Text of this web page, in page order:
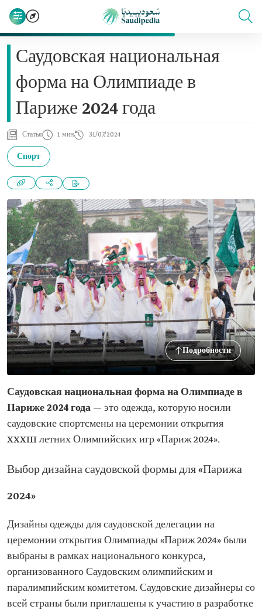
Саудовская национальная
форма на Олимпиаде в
Париже 2024 года
Статья 1 мин 31/07/2024
Спорт
Подробности
Саудовская национальная форма на Олимпиаде в
Париже 2024 года — это одежда, которую носили
саудовские спортсмены на церемонии открытия
XXXIII летних Олимпийских игр «Париж 2024».
Выбор дизайна саудовской формы для «Парижа
2024»
Дизайны одежды для саудовской делегации на
церемонии открытия Олимпиады «Париж 2024» были
выбраны в рамках национального конкурса,
организованного Саудовским олимпийским и
паралимпийским комитетом. Саудовские дизайнеры со
всей страны были приглашены к участию в разработке